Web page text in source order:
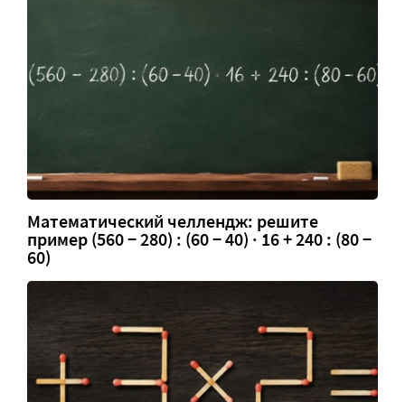
Математический челлендж: решите
пример (560 − 280) : (60 − 40) · 16 + 240 : (80 −
60)